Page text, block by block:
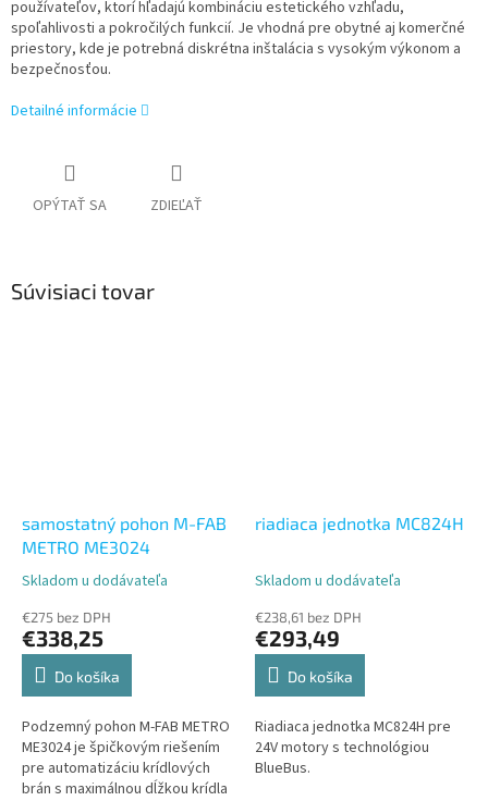
používateľov, ktorí hľadajú kombináciu estetického vzhľadu,
spoľahlivosti a pokročilých funkcií. Je vhodná pre obytné aj komerčné
priestory, kde je potrebná diskrétna inštalácia s vysokým výkonom a
bezpečnosťou.
Detailné informácie
OPÝTAŤ SA ZDIEĽAŤ
Súvisiaci tovar
samostatný pohon M-FAB
METRO ME3024
Priemerné
produktu
je
5,0
hviezdičiek.
Skladom u dodávateľa
€275 bez DPH
€338,25
Do košíka
Podzemný pohon M-FAB METRO
ME3024 je špičkovým riešením
pre automatizáciu krídlových
brán s maximálnou dĺžkou krídla
riadiaca jednotka MC824H
Priemerné
produktu
je
5,0
hviezdičiek.
Skladom u dodávateľa
€238,61 bez DPH
€293,49
Do košíka
Riadiaca jednotka MC824H pre
24V motory s technológiou
BlueBus.